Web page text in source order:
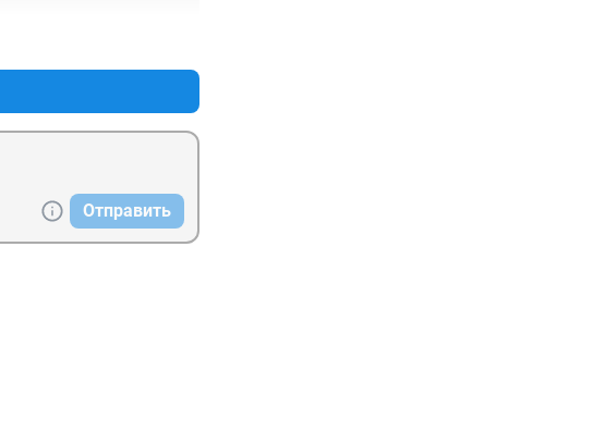
Отправить